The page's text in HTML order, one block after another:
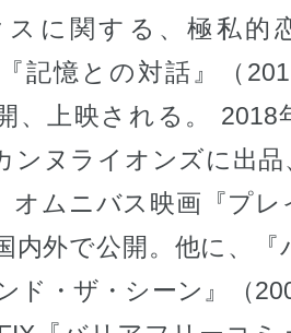
に関する、極私的
『記憶との対話』（
、上映される。 2018
ンヌライオンズに出品
オムニバス映画『プレ
内外で公開。他に、『
ド・ザ・シーン』（